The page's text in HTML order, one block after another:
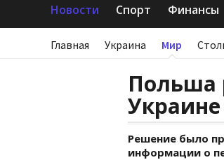
Новости Спорт Финансы
Главная Украина Мир
Польша
Украине
Решение было
информации о